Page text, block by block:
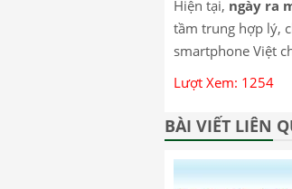
Hiện tại, ngày ra
tầm trung hợp lý,
smartphone Việt
Lượt Xem: 1254
BÀI VIẾT LIÊN